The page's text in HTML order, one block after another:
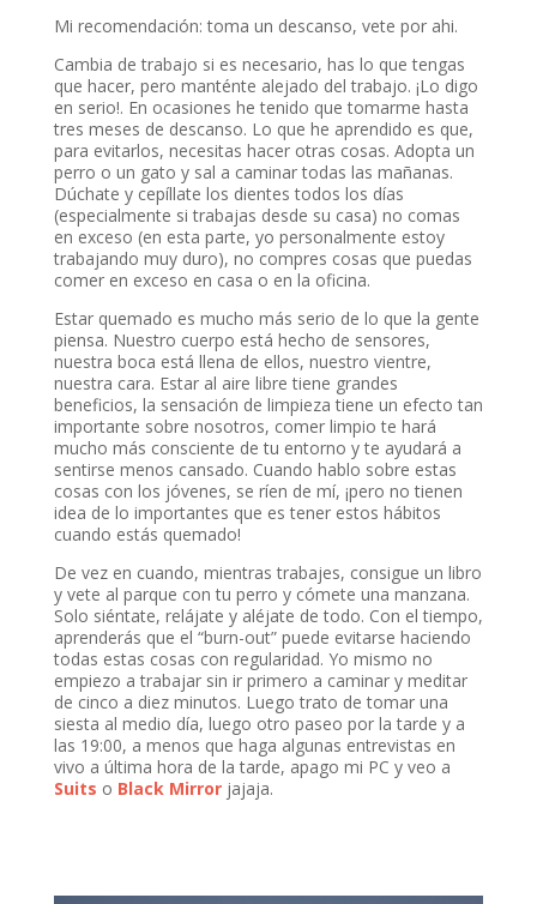
Mi recomendación: toma un descanso, vete por ahi.
Cambia de trabajo si es necesario, has lo que tengas
que hacer, pero manténte alejado del trabajo. ¡Lo digo
en serio!. En ocasiones he tenido que tomarme hasta
tres meses de descanso. Lo que he aprendido es que,
para evitarlos, necesitas hacer otras cosas. Adopta un
perro o un gato y sal a caminar todas las mañanas.
Dúchate y cepíllate los dientes todos los días
(especialmente si trabajas desde su casa) no comas
en exceso (en esta parte, yo personalmente estoy
trabajando muy duro), no compres cosas que puedas
comer en exceso en casa o en la oficina.
Estar quemado es mucho más serio de lo que la gente
piensa. Nuestro cuerpo está hecho de sensores,
nuestra boca está llena de ellos, nuestro vientre,
nuestra cara. Estar al aire libre tiene grandes
beneficios, la sensación de limpieza tiene un efecto tan
importante sobre nosotros, comer limpio te hará
mucho más consciente de tu entorno y te ayudará a
sentirse menos cansado. Cuando hablo sobre estas
cosas con los jóvenes, se ríen de mí, ¡pero no tienen
idea de lo importantes que es tener estos hábitos
cuando estás quemado!
De vez en cuando, mientras trabajes, consigue un libro
y vete al parque con tu perro y cómete una manzana.
Solo siéntate, relájate y aléjate de todo. Con el tiempo,
aprenderás que el “burn-out” puede evitarse haciendo
todas estas cosas con regularidad. Yo mismo no
empiezo a trabajar sin ir primero a caminar y meditar
de cinco a diez minutos. Luego trato de tomar una
siesta al medio día, luego otro paseo por la tarde y a
las 19:00, a menos que haga algunas entrevistas en
vivo a última hora de la tarde, apago mi PC y veo a
Suits o Black Mirrorjajaja.